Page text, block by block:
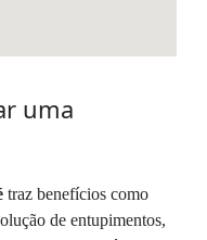
uma
traz benefícios como
de entupimentos,